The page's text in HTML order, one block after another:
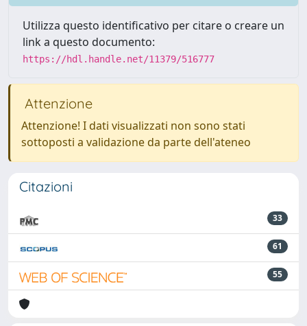
Utilizza questo identificativo per citare o creare un
link a questo documento:
https://hdl.handle.net/11379/516777
Attenzione
Attenzione! I dati visualizzati non sono stati
sottoposti a validazione da parte dell'ateneo
Citazioni
33
61
55